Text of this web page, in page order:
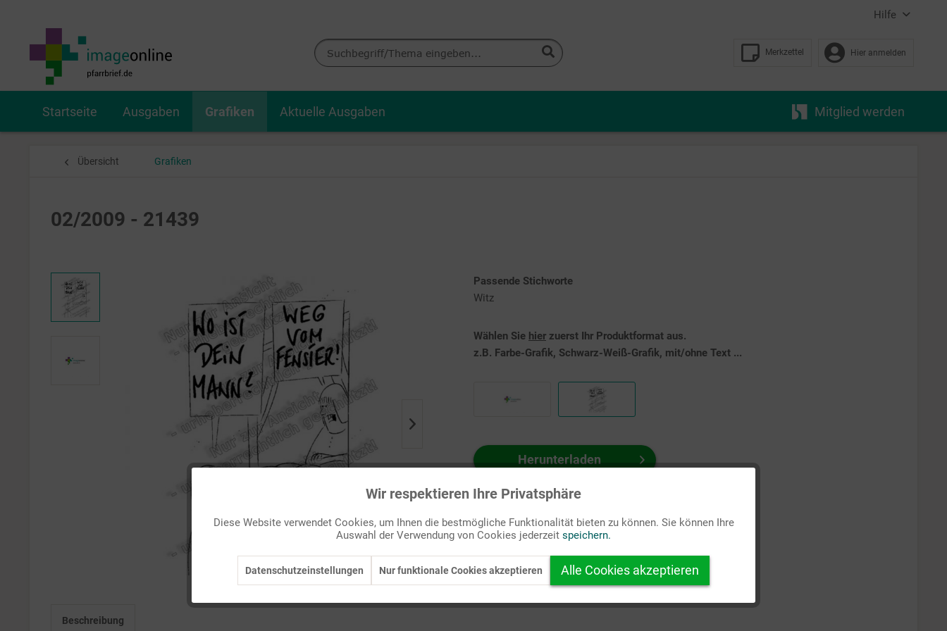
Hilfe
Merkzettel Hier anmelden
Startseite Ausgaben Grafiken Aktuelle Ausgaben Mitglied werden
Übersicht Grafiken
02/2009 - 21439
Passende Stichworte
Witz
Wählen Sie hier zuerst Ihr Produktformat aus.
z.B. Farbe-Grafik, Schwarz-Weiß-Grafik, mit/ohne Text ...
Herunterladen
Auf Ihren Merkzettel setzen
Beschreibung
Inaktiv
Wir respektieren Ihre Privatsphäre
Diese Website verwendet Cookies, um Ihnen die bestmögliche Funktionalität bieten zu können. Sie können Ihre
Auswahl der Verwendung von Cookies jederzeit speichern.
Datenschutzeinstellungen Nur funktionale Cookies akzeptieren Alle Cookies akzeptieren